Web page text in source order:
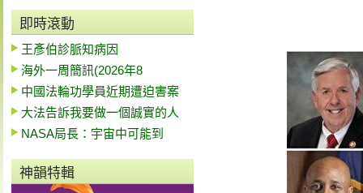
即時滾動
王彥伯診脈知病因
海外一周簡訊(2026年8
中國法輪功學員近期遭迫害案
大法告訴我要做一個誠實的人
NASA局長：宇宙中可能到
神韻特輯